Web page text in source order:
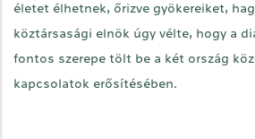
életet élhetnek, őrizve gyökereiket,
köztársasági elnök úgy vélte, hogy a
fontos szerepe tölt be a két ország
kapcsolatok erősítésében.